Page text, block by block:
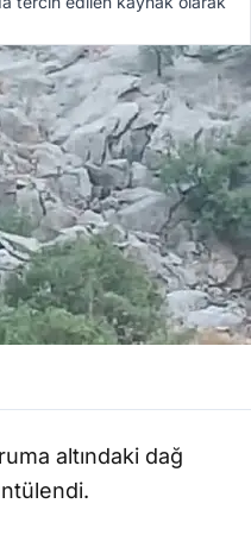
altındaki dağ